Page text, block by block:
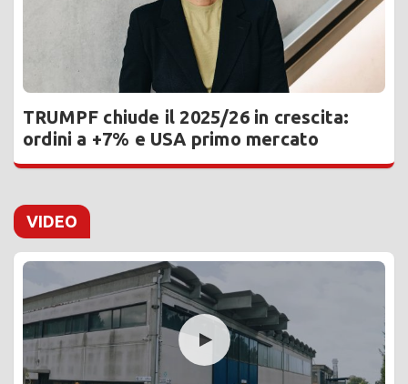
TRUMPF chiude il 2025/26 in crescita:
ordini a +7% e USA primo mercato
VIDEO